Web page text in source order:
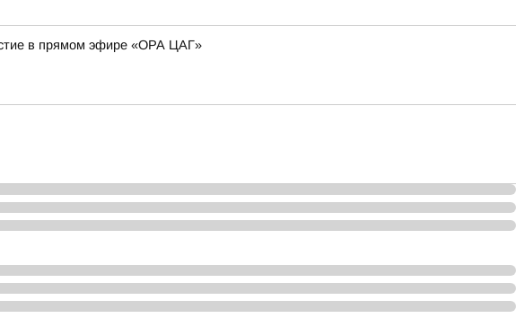
в прямом эфире «ОРА ЦАГ»